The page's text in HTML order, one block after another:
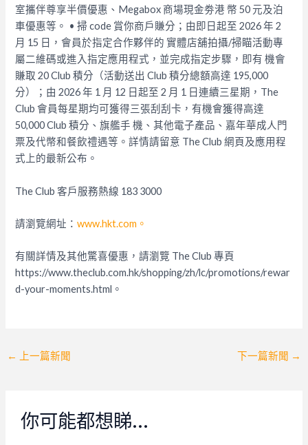
室攜伴尊享半價優惠、Megabox 商場現金劵港 幣 50 元及泊
車優惠等。 • 掃 code 賞你商戶賺分；由即日起至 2026 年 2
月 15 日，會員於指定合作夥伴的 實體店舖拍攝/掃瞄活動專
屬二維碼或進入指定應用程式，並完成指定步驟，即有 機會
賺取 20 Club 積分（活動送出 Club 積分總額高達 195,000
分）；由 2026 年 1 月 12 日起至 2 月 1 日連續三星期，The
Club 會員每星期均可獲得三張刮刮卡，有機會獲得高達
50,000 Club 積分、旗艦手 機、其他電子產品、嘉年華成人門
票及代幣和餐飲禮遇等。詳情請留意 The Club 網頁及應用程
式上的最新公布。
The Club 客戶服務熱線 183 3000
請瀏覽網址：www.hkt.com。
有關詳情及其他驚喜優惠，請瀏覽 The Club 專頁
https://www.theclub.com.hk/shopping/zh/lc/promotions/rewar
d-your-moments.html。
Post
← 上一篇新聞 下一篇新聞 →
你可能都想睇…